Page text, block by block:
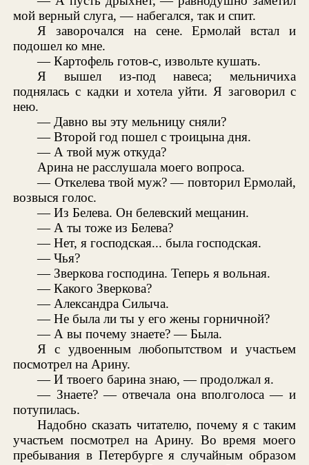
мой верный слуга, — набегался, так и спит.
Я заворочался на сене. Ермолай встал и
подошел ко мне.
— Картофель готов-с, извольте кушать.
Я вышел из-под навеса; мельничиха
поднялась с кадки и хотела уйти. Я заговорил с
нею.
— Давно вы эту мельницу сняли?
— Второй год пошел с троицына дня.
— А твой муж откуда?
Арина не расслушала моего вопроса.
— Откелева твой муж? — повторил Ермолай,
возвыся голос.
— Из Белева. Он белевский мещанин.
— А ты тоже из Белева?
— Нет, я господская... была господская.
— Чья?
— Зверкова господина. Теперь я вольная.
— Какого Зверкова?
— Александра Силыча.
— Не была ли ты у его жены горничной?
— А вы почему знаете? — Была.
Я с удвоенным любопытством и участьем
посмотрел на Арину.
— И твоего барина знаю, — продолжал я.
— Знаете? — отвечала она вполголоса — и
потупилась.
Надобно сказать читателю, почему я с таким
участьем посмотрел на Арину. Во время моего
пребывания в Петербурге я случайным образом